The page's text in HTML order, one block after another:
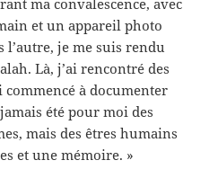
et un appareil photo
je me suis rendu
Là, j’ai rencontré des
commencé à documenter
été pour moi des
mais des êtres humains
et une mémoire. »